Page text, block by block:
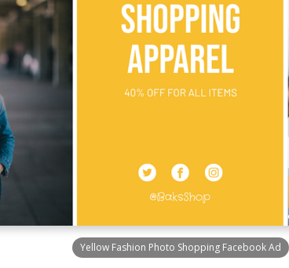
Yellow Fashion Photo Shopping Facebook Ad